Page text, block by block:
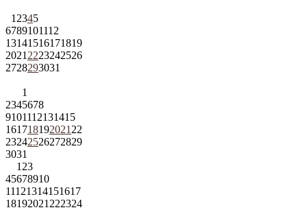
1 2345
6789101112
13141516171819
2021 2223242526
2728293031
1
2345678
9101112131415
161718192021 22
23242526272829
3031
1 23
45678910
11121314151617
18192021 222324